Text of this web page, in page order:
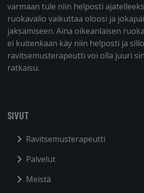
varmaan tule niin helposti
ruokavalio vaikuttaa oloosi ja
jaksamiseen. Aina oikeanlaisen
ei kuitenkaan käy niin helposti ja
ravitsemusterapeutti voi olla juuri
ratkaisu.
SIVUT
Ravitsemusterapeutti
Palvelut
Meistä